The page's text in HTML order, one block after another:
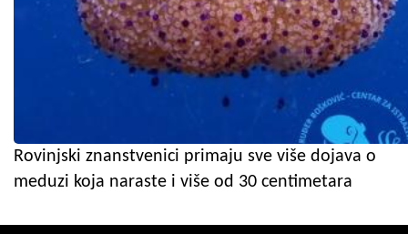
Rovinjski znanstvenici primaju sve više dojava o
meduzi koja naraste i više od 30 centimetara